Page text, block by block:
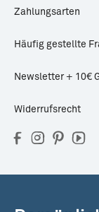
Zahlungsarten
Häufig gestellte
Newsletter + 10€
Widerrufsrecht